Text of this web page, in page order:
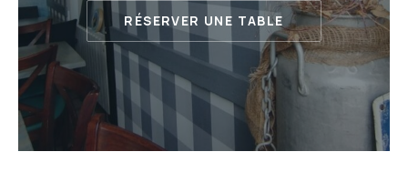
RÉSERVER UNE TABLE